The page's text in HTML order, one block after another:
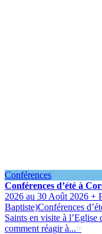
Conférences
Conférences d’été à
2026 au 30 Août 2026 +
Baptiste)Conférences
Saints en visite à
comment réagir à...>